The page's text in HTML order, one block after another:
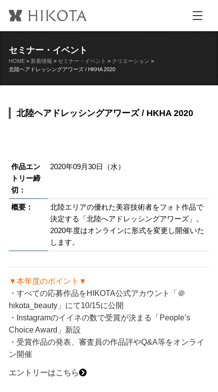
セミナー・イベント
HOME> 新着情報 > セミナー・イベント > クリエーション >
北陸ヘアドレッシングアワーズ / HKHA 2020
北陸ヘアドレッシングアワーズ / HKHA 2020
作品エン
トリー締
切：
2020年09月30日（水）
概要：
北陸エリアの優れた美容技術者をフォト作品で
決定する「北陸へアドレッシングアワーズ」。
2020年度はオンラインに形式を変更し開催いた
します。
▼本年度のポイント▼
・すべての応募作品をHIKOTA公式アカウント「＠
hikota_beauty」にて10/15に公開
・Instagramのイイネの数で受賞が決まる「People’s
Choice Award」新設
・受賞作品の発表、審査員の作品評やQ&A等をオンライ
ン開催
エントリーはこちら